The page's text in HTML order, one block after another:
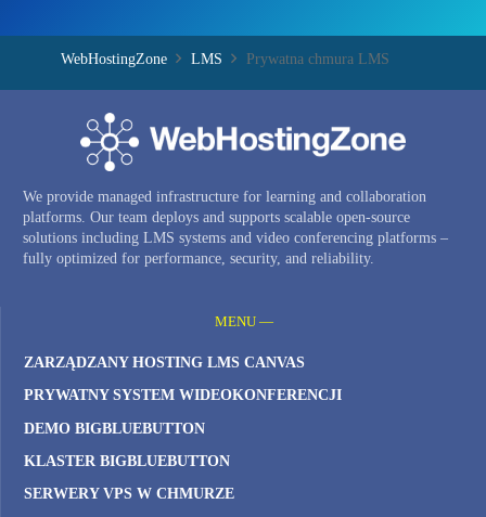
WebHostingZone LMS Prywatna chmura LMS
We provide managed infrastructure for learning and collaboration
platforms. Our team deploys and supports scalable open-source
solutions including LMS systems and video conferencing platforms –
fully optimized for performance, security, and reliability.
MENU —
ZARZĄDZANY HOSTING LMS CANVAS
PRYWATNY SYSTEM WIDEOKONFERENCJI
DEMO BIGBLUEBUTTON
KLASTER BIGBLUEBUTTON
SERWERY VPS W CHMURZE